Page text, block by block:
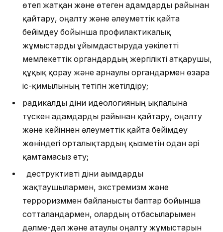
өтеп жатқан және өтеген адамдарды райынан
қайтару, оңалту және әлеуметтік қайта
бейімдеу бойынша профилактикалық
жұмыстарды ұйымдастыруда уәкілетті
мемлекеттік органдардың жергілікті атқарушы,
құқық қорғау және арнаулы органдармен өзара
іс-қимылының тетігін жетілдіру;
радикалды діни идеологияның ықпалына
түскен адамдарды райынан қайтару, оңалту
және кейіннен әлеуметтік қайта бейімдеу
жөніндегі орталықтардың қызметін одан әрі
қамтамасыз ету;
деструктивті діни ағымдарды
жақтаушылармен, экстремизм және
терроризммен байланысты баптар бойынша
сотталғандармен, олардың отбасыларымен
дәлме-дәл және атаулы оңалту жұмыстарын